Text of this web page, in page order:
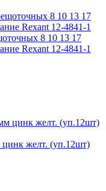
8 10 13 17
Rexant 12-4841-1
желт. (уп.12шт)